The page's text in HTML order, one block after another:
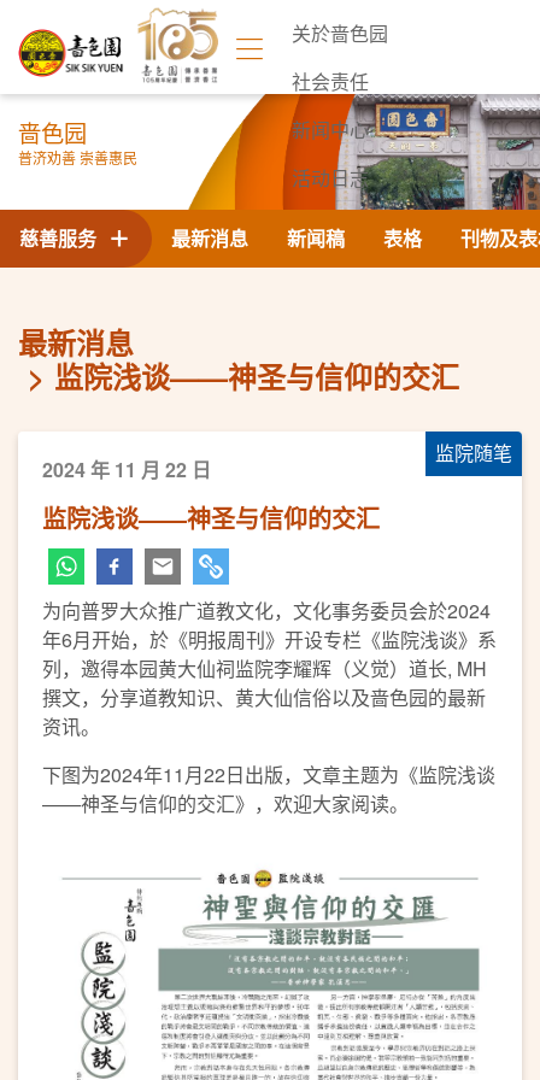
关於啬色园
社会责任
新闻中心
活动日志
联络我们
啬色园
普济劝善 崇善惠民
最新消息 新闻稿 表格 刊物及
慈善服务
最新消息
监院浅谈——神圣与信仰的交汇
监院随笔
2024 年 11 月 22 日
监院浅谈——神圣与信仰的交汇
为向普罗大众推广道教文化，文化事务委员会於2024
年6月开始，於《明报周刊》开设专栏《监院浅谈》系
列，邀得本园黄大仙祠监院李耀辉（义觉）道长, MH
撰文，分享道教知识、黄大仙信俗以及啬色园的最新
资讯。
下图为2024年11月22日出版，文章主题为《监院浅谈
——神圣与信仰的交汇》，欢迎大家阅读。